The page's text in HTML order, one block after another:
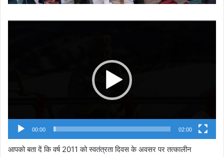
00:00 02:00
आपको बता दें कि वर्ष 2011 को स्वतंत्रता दिवस के अवसर पर तत्कालीन